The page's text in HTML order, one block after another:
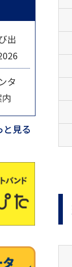
出
タ
と見る